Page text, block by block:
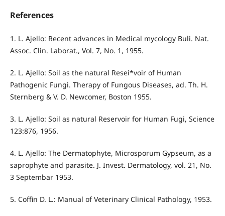
References
1. L. Ajello: Recent advances in Medical mycology Buli. Nat.
Assoc. Clin. Laborat., Vol. 7, No. 1, 1955.
2. L. Ajello: Soil as the natural Resei*voir of Human
Pathogenic Fungi. Therapy of Fungous Diseases, ad. Th. H.
Sternberg & V. D. Newcomer, Boston 1955.
3. L. Ajello: Soil as natural Reservoir for Human Fugi, Science
123:876, 1956.
4. L. Ajello: The Dermatophyte, Microsporum Gypseum, as a
saprophyte and parasite. J. Invest. Dermatology, vol. 21, No.
3 Septembar 1953.
5. Coffin D. L.: Manual of Veterinary Clinical Pathology, 1953.